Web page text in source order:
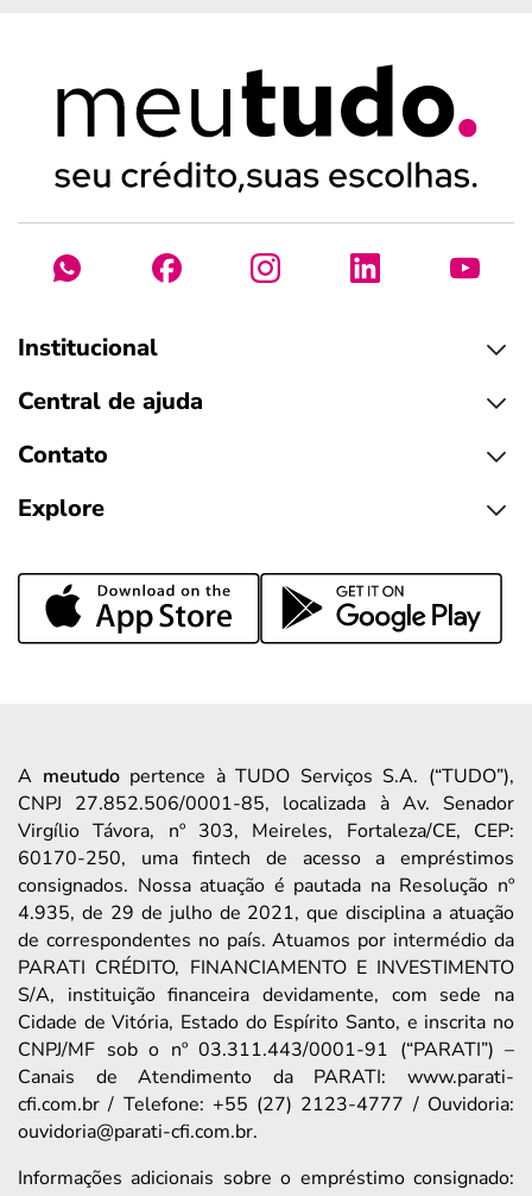
Institucional
Central de ajuda
Contato
Explore
A meutudopertence à TUDO Serviços S.A. (“TUDO”),
CNPJ 27.852.506/0001-85, localizada à Av. Senador
Virgílio Távora, nº 303, Meireles, Fortaleza/CE, CEP:
60170-250, uma fintech de acesso a empréstimos
consignados. Nossa atuação é pautada na Resolução nº
4.935, de 29 de julho de 2021, que disciplina a atuação
de correspondentes no país. Atuamos por intermédio da
PARATI CRÉDITO, FINANCIAMENTO E INVESTIMENTO
S/A, instituição financeira devidamente, com sede na
Cidade de Vitória, Estado do Espírito Santo, e inscrita no
CNPJ/MF sob o nº 03.311.443/0001-91 (“PARATI”) –
Canais de Atendimento da PARATI: www.parati-
cfi.com.br / Telefone: +55 (27) 2123-4777 / Ouvidoria:
ouvidoria@parati-cfi.com.br.
Informações adicionais sobre o empréstimo consignado: